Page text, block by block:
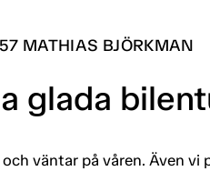
MATHIAS BJÖRKMAN
glada
väntar på våren. Även vi